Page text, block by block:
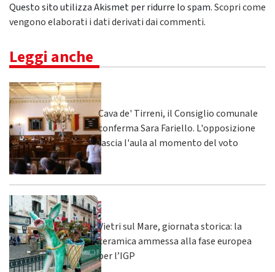
Questo sito utilizza Akismet per ridurre lo spam.Scopri come
vengono elaborati i dati derivati dai commenti.
Leggi anche
Cava de' Tirreni, il Consiglio comunale
conferma Sara Fariello. L'opposizione
lascia l'aula al momento del voto
Vietri sul Mare, giornata storica: la
ceramica ammessa alla fase europea
per l’IGP